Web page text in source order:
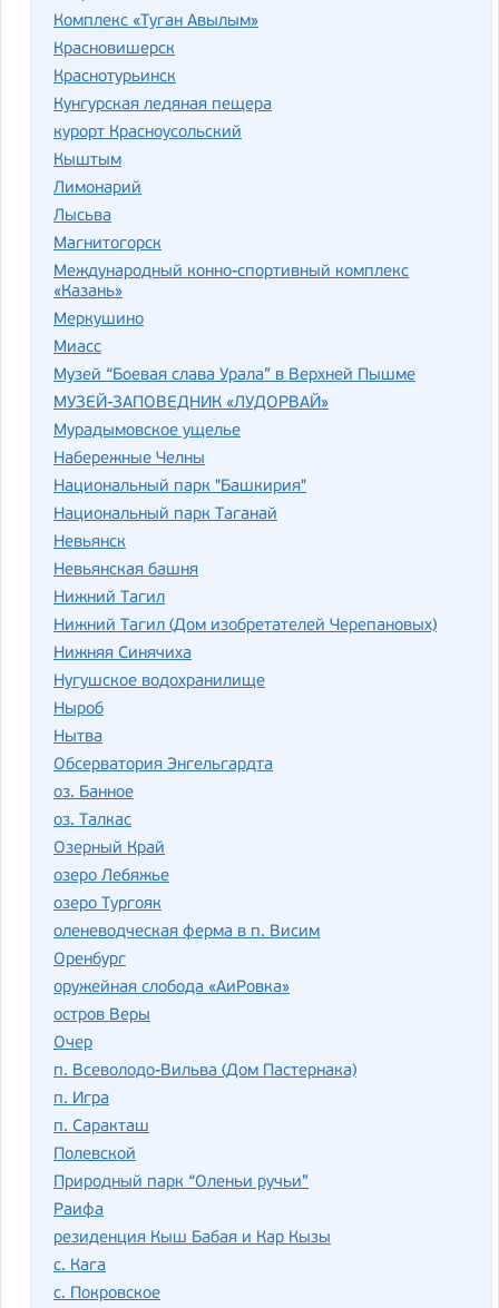
Комплекс «Туган Авылым»
Красновишерск
Краснотурьинск
Кунгурская ледяная пещера
курорт Красноусольский
Кыштым
Лимонарий
Лысьва
Магнитогорск
Международный конно-спортивный комплекс
«Казань»
Меркушино
Миасс
Музей “Боевая слава Урала” в Верхней Пышме
МУЗЕЙ-ЗАПОВЕДНИК «ЛУДОРВАЙ»
Мурадымовское ущелье
Набережные Челны
Национальный парк "Башкирия"
Национальный парк Таганай
Невьянск
Невьянская башня
Нижний Тагил
Нижний Тагил (Дом изобретателей Черепановых)
Нижняя Синячиха
Нугушское водохранилище
Ныроб
Нытва
Обсерватория Энгельгардта
оз. Банное
оз. Талкас
Озерный Край
озеро Лебяжье
озеро Тургояк
оленеводческая ферма в п. Висим
Оренбург
оружейная слобода «АиРовка»
остров Веры
Очер
п. Всеволодо-Вильва (Дом Пастернака)
п. Игра
п. Саракташ
Полевской
Природный парк “Оленьи ручьи”
Раифа
резиденция Кыш Бабая и Кар Кызы
с. Кага
с. Покровское